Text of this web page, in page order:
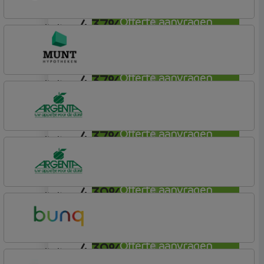
Offerte aanvragen
4,37%
Offerte aanvragen
annuiteit
4,37%
Offerte aanvragen
bijBouwe
Vooruit Hypotheek
annuiteit
4,37%
Offerte aanvragen
Munt Hypotheken
annuiteit
4,39%
Offerte aanvragen
Argenta
Hypotheek
annuiteit
4,39%
Hypotheek
annuiteit